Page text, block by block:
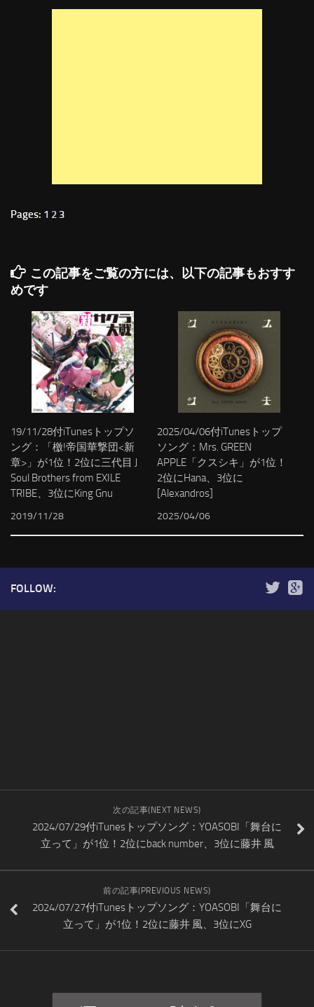
Pages: 1 2 3
この記事をご覧の方には、以下の記事もおすす
めです
19/11/28付iTunesトップソ
ング：「檄!帝国華撃団<新
章>」が1位！2位に三代目 J
Soul Brothers from EXILE
TRIBE、3位にKing Gnu
2019/11/28
2025/04/06付iTunesトップ
ソング：Mrs. GREEN
APPLE「クスシキ」が1位！
2位にHana、3位に
[Alexandros]
2025/04/06
FOLLOW:
次の記事(NEXT NEWS)
2024/07/29付iTunesトップソング：YOASOBI「舞台に
立って」が1位！2位にback number、3位に藤井 風
前の記事(PREVIOUS NEWS)
2024/07/27付iTunesトップソング：YOASOBI「舞台に
立って」が1位！2位に藤井 風、3位にXG